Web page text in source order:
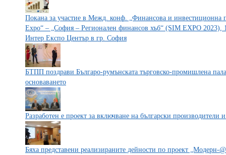
Покана за участие в Межд. конф. „Финансова и
Expo“ – „София – Регионален финансов хъб“ (SIM EXPO 2023),
Интер Експо Център в гр. София
БТПП поздрави Българо-румънската търговско-промишлена
основаването
Разработен е проект за включване на български производители
Бяха представени реализираните дейности по проект „Модерн-